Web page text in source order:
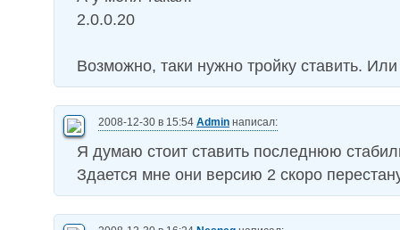
2.0.0.20
Возможно, таки нужно тройку ставить. Или
2008-12-30 в 15:54 Admin написал:
Я думаю стоит ставить последнюю
Здается мне они версию 2 скоро